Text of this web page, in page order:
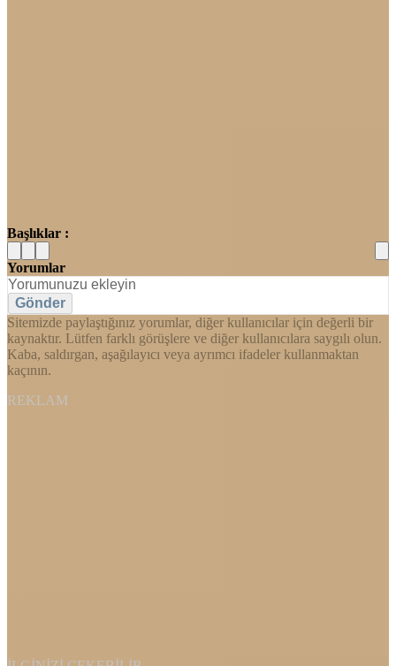
Başlıklar :
Yorumlar
Gönder
Sitemizde paylaştığınız yorumlar, diğer kullanıcılar için değerli bir
kaynaktır. Lütfen farklı görüşlere ve diğer kullanıcılara saygılı olun.
Kaba, saldırgan, aşağılayıcı veya ayrımcı ifadeler kullanmaktan
kaçının.
REKLAM